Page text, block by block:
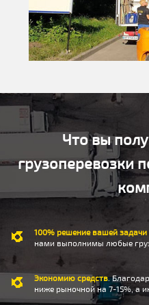
Что вы
грузоперевозки
100% решение вашей задачи
нами выполнимы любые
Экономию средств.
ниже рыночной на 7-15%, а